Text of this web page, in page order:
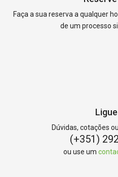
Faça a sua reserva a qualquer
de um processo
Dúvidas, cotações
(+351)
ou use um